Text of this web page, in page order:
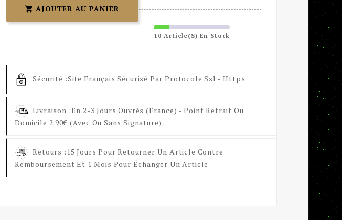
 AJOUTER AU PANIER
10 Article(s) En Stock
Sécurité :Site Français Sécurisé Par Protocole Ssl - Https
Livraison :En 2-3 Jours Ouvrés (France) - Point Retrait Ou
Domicile 2.90€ (avec Ou Sans Signature) .
Retours : 15 Jours Pour Retourner Un Article Contre
Remboursement Et 1 Mois Pour Échanger Un Article